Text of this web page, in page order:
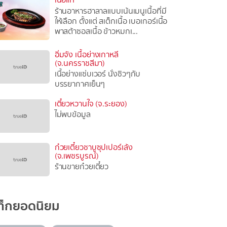
ร้านอาหารฮาลาลแบบเน้นเมนูเนื้อที่มี
ให้เลือก ตั้งแต่ สเต็กเนื้อ เบอเกอร์เนื้อ
พาสต้าซอสเนื้อ ข้าวหมกเ...
อิ่มจัง เนื้อย่างเกาหลี
(จ.นครราชสีมา)
เนื้อย่างแซ่บเวอร์ นั่งชิวๆกับ
บรรยากาศเย็นๆ
เตี๋ยวหวานใจ (จ.ระยอง)
ไม่พบข้อมูล
ก๋วยเตี๋ยวชาบูซุปเปอร์เล้ง
(จ.เพชรบูรณ์)
ร้านขายก๋วยเตี๋ยว
กยอดนิยม